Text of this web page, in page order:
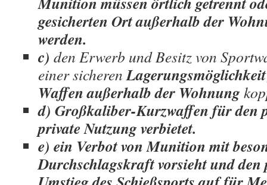
gesicherten Ort außerhalb der
werden.
c) den Erwerb und Besitz von
einer sicheren
Waffen außerhalb der Wohnung
d) Großkaliber-Kurzwaffen für den
private Nutzung verbietet.
e) ein Verbot von Munition mit
Durchschlagskraft vorsieht und den